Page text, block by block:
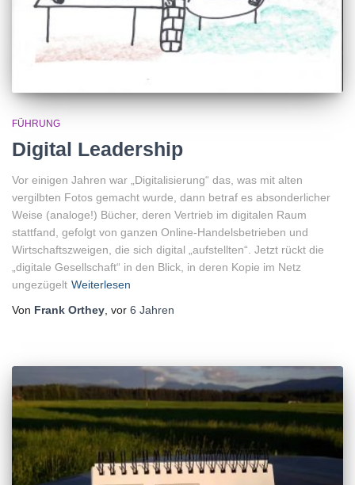
FÜHRUNG
Digital Leadership
Vor einigen Jahren war „Digitalisierung“ das, was mit alten
vergilbten Fotos gemacht wurde, dann betraf es absonderlicher
Weise (analoge!) Bücher, deren Vertrieb im digitalen Raum
stattfand, gefolgt von ganzen Online-Handelsbetrieben und
Wirtschaftszweigen, die sich digital „aufstellten“. Jetzt rückt die
„digitale Gesellschaft“ in den Blick, in deren Kopie im Netz
ungezügelt Weiterlesen
Von Frank Orthey , vor 6 Jahren